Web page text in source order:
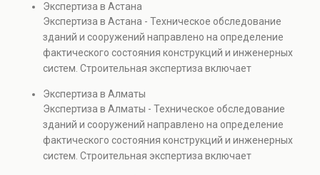
элементов и оценку эксплуатационной безопасности.
Услуга востребована при покупке недвижимости,
капитальном ремонте и реконструкции объектов, а
также при судебных разбирательствах и технических
проверках.
Экспертиза в Астана
Экспертиза в Астана - Техническое обследование
зданий и сооружений направлено на определение
фактического состояния конструкций и инженерных
систем. Строительная экспертиза включает
элементов и оценку эксплуатационной безопасности.
Услуга востребована при покупке недвижимости,
капитальном ремонте и реконструкции объектов, а
также при судебных разбирательствах и технических
проверках.
Экспертиза в Алматы
Экспертиза в Алматы - Техническое обследование
зданий и сооружений направлено на определение
фактического состояния конструкций и инженерных
систем. Строительная экспертиза включает